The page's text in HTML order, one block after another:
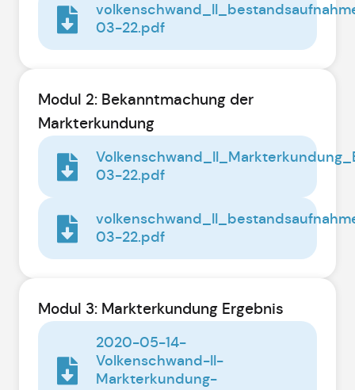
03-22.pdf
Modul 2: Bekanntmachung der
Markterkundung
03-22.pdf
03-22.pdf
Modul 3: Markterkundung Ergebnis
2020-05-14-
Volkenschwand-II-
Markterkundung-